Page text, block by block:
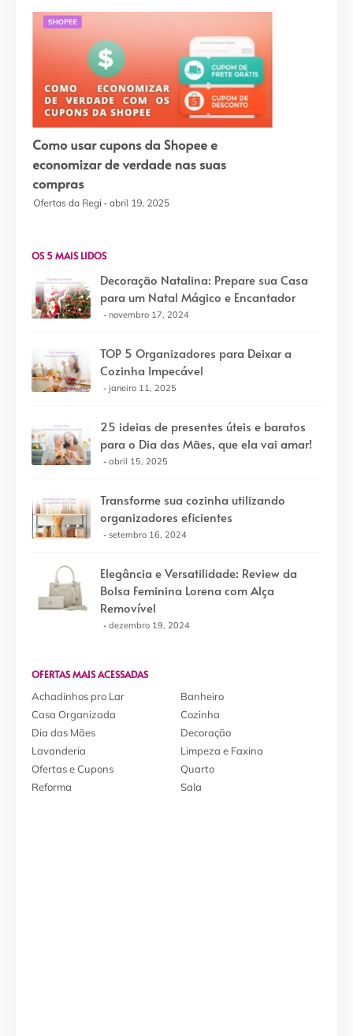
OS 5 MAIS LIDOS
Decoração Natalina: Prepare sua Casa
para um Natal Mágico e Encantador
novembro 17, 2024
TOP 5 Organizadores para Deixar a
Cozinha Impecável
janeiro 11, 2025
25 ideias de presentes úteis e baratos
para o Dia das Mães, que ela vai amar!
abril 15, 2025
Transforme sua cozinha utilizando
organizadores eficientes
setembro 16, 2024
Elegância e Versatilidade: Review da
Bolsa Feminina Lorena com Alça
Removível
dezembro 19, 2024
OFERTAS MAIS ACESSADAS
Achadinhos pro Lar
Banheiro
Casa Organizada
Cozinha
Dia das Mães
Decoração
Lavanderia
Limpeza e Faxina
Ofertas e Cupons
Quarto
Reforma
Sala